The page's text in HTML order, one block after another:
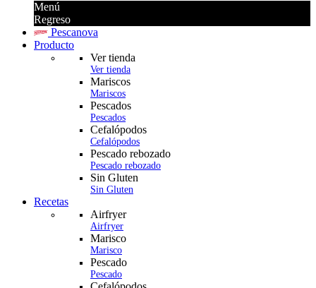
Menú
Regreso
Pescanova
Producto
Ver tienda
Ver tienda
Mariscos
Mariscos
Pescados
Pescados
Cefalópodos
Cefalópodos
Pescado rebozado
Pescado rebozado
Sin Gluten
Sin Gluten
Recetas
Airfryer
Airfryer
Marisco
Marisco
Pescado
Pescado